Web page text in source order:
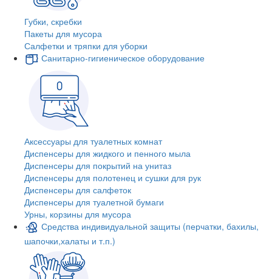
Губки, скребки
Пакеты для мусора
Салфетки и тряпки для уборки
Санитарно-гигиеническое оборудование
Аксессуары для туалетных комнат
Диспенсеры для жидкого и пенного мыла
Диспенсеры для покрытий на унитаз
Диспенсеры для полотенец и сушки для рук
Диспенсеры для салфеток
Диспенсеры для туалетной бумаги
Урны, корзины для мусора
Средства индивидуальной защиты (перчатки, бахилы,
шапочки,халаты и т.п.)